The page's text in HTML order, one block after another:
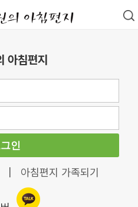
아침편지
인
아침편지 가족되기